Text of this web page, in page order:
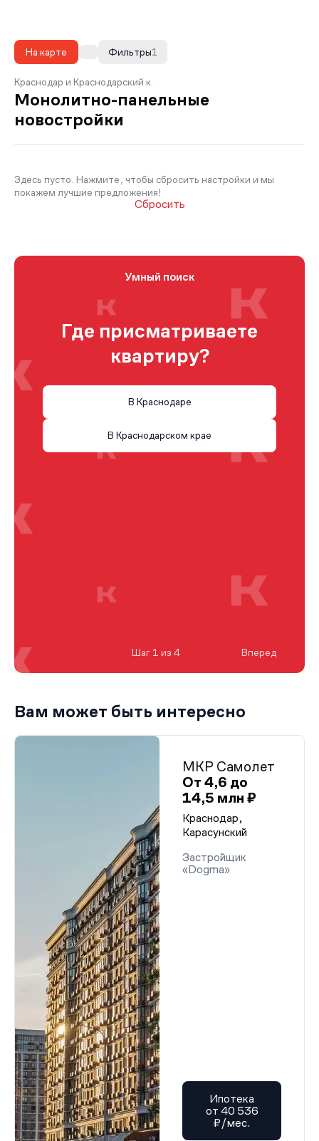
На карте 1
Фильтры
Краснодар и Краснодарский к.
Монолитно-панельные
новостройки
Здесь пусто. Нажмите, чтобы сбросить настройки и мы
покажем лучшие предложения!
Сбросить
Умный поиск
Где присматриваете
квартиру?
В Краснодаре
В Краснодарском крае
Шаг 1 из 4 Вперед
Вам может быть интересно
МКР Самолет
От 4,6 до
14,5 млн ₽
Краснодар,
Карасунский
Застройщик
«Dogma»
Ипотека
от 40 536
₽/мес.